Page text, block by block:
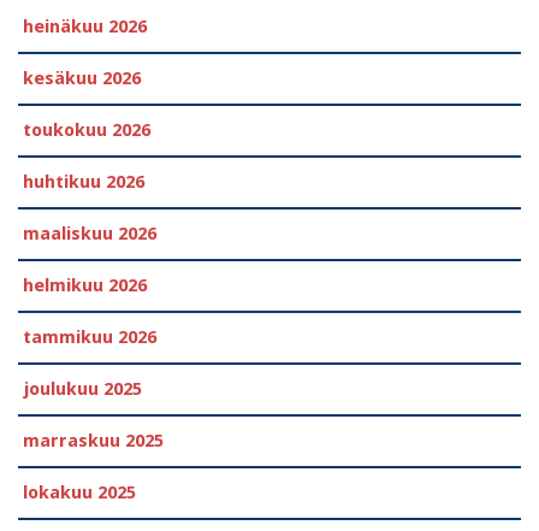
heinäkuu 2026
kesäkuu 2026
toukokuu 2026
huhtikuu 2026
maaliskuu 2026
helmikuu 2026
tammikuu 2026
joulukuu 2025
marraskuu 2025
lokakuu 2025